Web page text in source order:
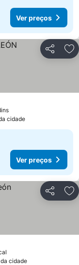
Ver preços
Partilhar
Ver preços
cidade
Ver preços
Partilhar
cidade